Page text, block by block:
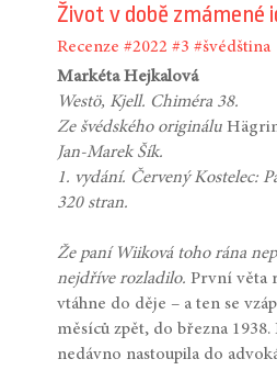
Život v době zmámené
Recenze #2022 #3 #švédština
Markéta Hejkalová
Westö, Kjell. Chiméra 38.
Ze švédského originálu
Jan-Marek Šík.
1. vydání. Červený Kostelec:
320 stran.
Že paní Wiiková toho rána
nejdříve rozladilo. První věta
vtáhne do děje – a ten se
měsíců zpět, do března
nedávno nastoupila do